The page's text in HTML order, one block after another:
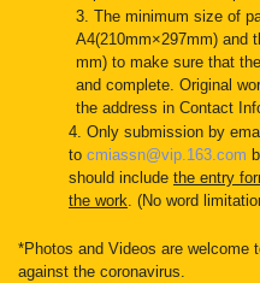
3. The minimum size of
A4(210mm×297mm) and
mm) to make sure that
and complete. Original
the address in Contact
4. Only submission by
to cmiassn@vip.163.com
should include the entry
the work. (No word
*Photos and Videos are welcome
against the coronavirus.